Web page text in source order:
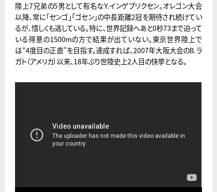
陸上7兄弟の5男として有名なY.インゲブリクセン。オレゴン大会
以降、常に「センゴ」「ゴセン」の中長距離2冠を期待され続けてい
るが、惜しくも逃している。特に、世界記録へあと0秒73まで迫って
いる得意の1500mの方で結果が出ていない。東京世界陸上で
は“4度目の正直”を目指す。達成すれば、2007年大阪大会のB.ラ
ガト（アメリカ）以来、18年ぶり世陸史上2人目の快挙となる。